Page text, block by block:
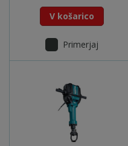
V košarico
Primerjaj